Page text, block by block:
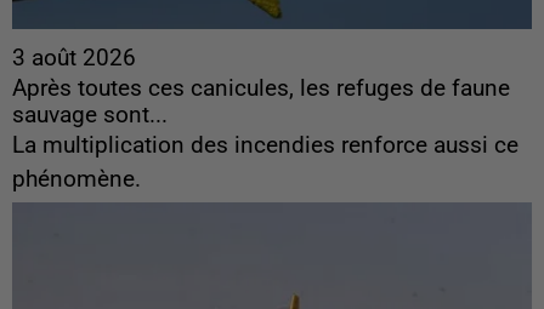
3 août 2026
Après toutes ces canicules, les refuges de faune
sauvage sont...
La multiplication des incendies renforce aussi ce
phénomène.